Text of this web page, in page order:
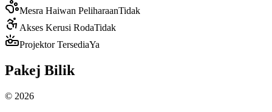
Mesra Haiwan PeliharaanTidak
Akses Kerusi RodaTidak
Projektor TersediaYa
Pakej Bilik
© 2026